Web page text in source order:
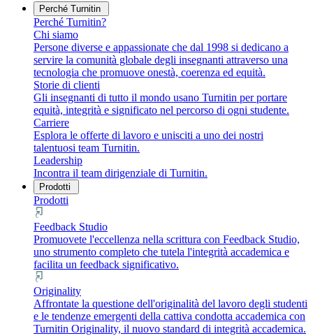
Perché Turnitin
Perché Turnitin?
Chi siamo
Persone diverse e appassionate che dal 1998 si dedicano a
servire la comunità globale degli insegnanti attraverso una
tecnologia che promuove onestà, coerenza ed equità.
Storie di clienti
Gli insegnanti di tutto il mondo usano Turnitin per portare
equità, integrità e significato nel percorso di ogni studente.
Carriere
Esplora le offerte di lavoro e unisciti a uno dei nostri
talentuosi team Turnitin.
Leadership
Incontra il team dirigenziale di Turnitin.
Prodotti
Prodotti
Feedback Studio
Promuovete l'eccellenza nella scrittura con Feedback Studio,
uno strumento completo che tutela l'integrità accademica e
facilita un feedback significativo.
Originality
Affrontate la questione dell'originalità del lavoro degli studenti
e le tendenze emergenti della cattiva condotta accademica con
Turnitin Originality, il nuovo standard di integrità accademica.